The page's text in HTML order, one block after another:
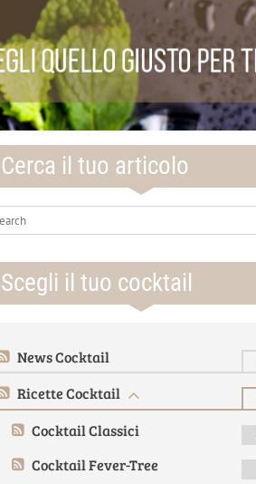
Cerca il tuo articolo
Scegli il tuo cocktail
News Cocktail
Ricette Cocktail
Cocktail Classici
Cocktail Fever-Tree